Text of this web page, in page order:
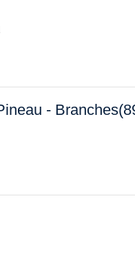
-